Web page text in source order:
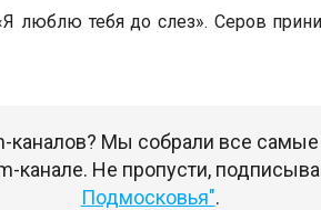
люблю тебя до слез». Серов
каналов? Мы собрали все
канале. Не пропусти,
Подмосковья".